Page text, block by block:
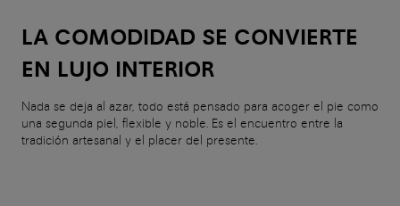
LA COMODIDAD SE CONVIERTE
EN LUJO INTERIOR
Nada se deja al azar, todo está pensado para acoger el pie como
una segunda piel, flexible y noble. Es el encuentro entre la
tradición artesanal y el placer del presente.